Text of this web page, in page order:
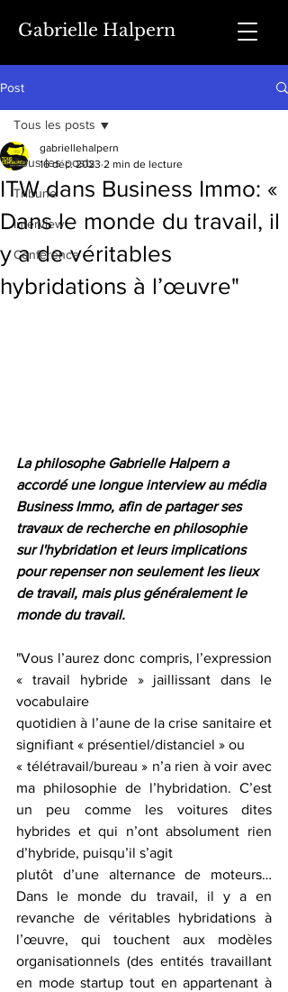
Gabrielle Halpern
Post
Tous les posts
Tribune
Interview
Conférence
Tous les posts
ITW dans Business Immo: «
Dans le monde du travail, il
y a de véritables
hybridations à l’œuvre"
gabriellehalpern
16 déc. 2023 2 min de lecture
La philosophe Gabrielle Halpern a
accordé une longue interview au média
Business Immo, afin de partager ses
travaux de recherche en philosophie
sur l'hybridation et leurs implications
pour repenser non seulement les lieux
de travail, mais plus généralement le
monde du travail.
"Vous l’aurez donc compris, l’expression
« travail hybride » jaillissant dans le
vocabulaire
quotidien à l’aune de la crise sanitaire et
signifiant « présentiel/distanciel » ou
« télétravail/bureau » n’a rien à voir avec
ma philosophie de l’hybridation. C’est
un peu comme les voitures dites
hybrides et qui n’ont absolument rien
d’hybride, puisqu’il s’agit
plutôt d’une alternance de moteurs…
Dans le monde du travail, il y a en
revanche de véritables hybridations à
l’œuvre, qui touchent aux modèles
organisationnels (des entités travaillant
en mode startup tout en appartenant à